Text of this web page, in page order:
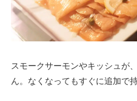
スモークサーモンやキッシュが
ん。なくなってもすぐに追加で